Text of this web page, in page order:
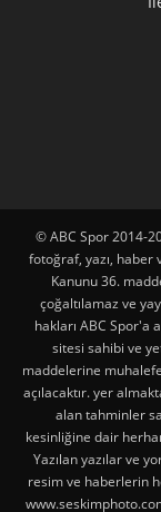
© ABC Spor 2014-
fotoğraf, yazı, haber
Kanunu 36.
çoğaltılamaz ve
hakları ABC Spor'a
sitesi sahibi ve
maddelerine
açılacaktır. yer
alan tahminler
kesinliğine dair
Yazılan yazılar ve
resim ve haberlerin